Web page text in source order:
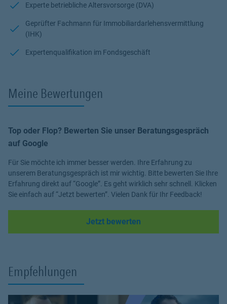
Experte betriebliche Altersvorsorge (DVA)
Geprüfter Fachmann für Immobiliardarlehensvermittlung
(IHK)
Expertenqualifikation im Fondsgeschäft
Meine Bewertungen
Top oder Flop? Bewerten Sie unser Beratungsgespräch
auf Google
Für Sie möchte ich immer besser werden. Ihre Erfahrung zu
unserem Beratungsgespräch ist mir wichtig. Bitte bewerten Sie Ihre
Erfahrung direkt auf “Google”. Es geht wirklich sehr schnell. Klicken
Sie einfach auf “Jetzt bewerten”. Vielen Dank für Ihr Feedback!
Jetzt bewerten
Empfehlungen